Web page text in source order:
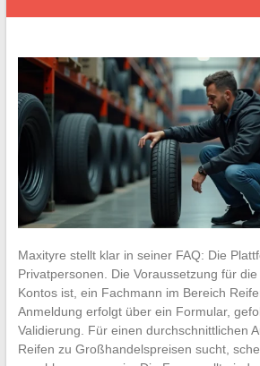
Maxityre stellt klar in seiner FAQ: Die
Privatpersonen. Die Voraussetzung für
Kontos ist, ein Fachmann im Bereich
Anmeldung erfolgt über ein Formular,
Validierung. Für einen durchschnittlichen
Reifen zu Großhandelspreisen sucht,